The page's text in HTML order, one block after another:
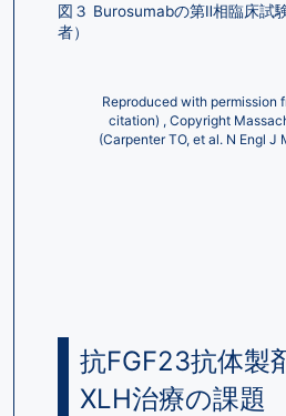
図３ Burosumabの第Ⅱ相臨床試
者）
Reproduced with permission
citation) , Copyright
(Carpenter TO, et al. N Engl J
抗FGF23抗体製
XLH治療の課題